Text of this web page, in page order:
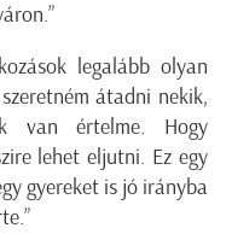
legalább olyan
átadni nekik,
van értelme. Hogy
lehet eljutni. Ez egy
gyereket is jó irányba